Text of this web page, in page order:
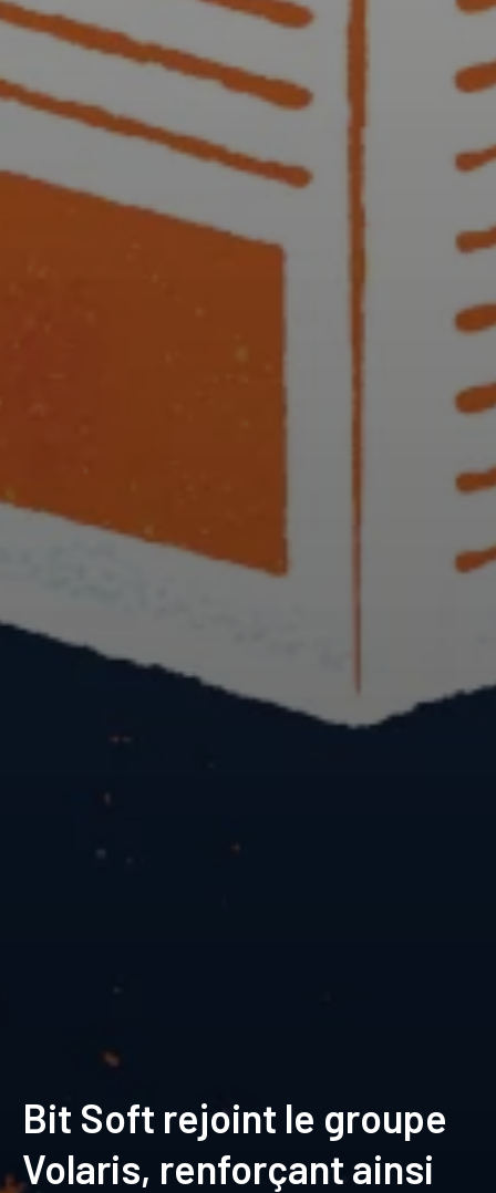
Bit Soft rejoint le groupe
Volaris, renforçant ainsi